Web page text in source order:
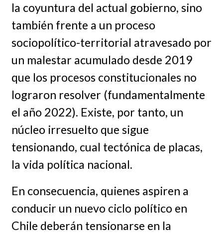
la coyuntura del actual gobierno, sino
también frente a un proceso
sociopolítico-territorial atravesado por
un malestar acumulado desde 2019
que los procesos constitucionales no
lograron resolver (fundamentalmente
el año 2022). Existe, por tanto, un
núcleo irresuelto que sigue
tensionando, cual tectónica de placas,
la vida política nacional.
En consecuencia, quienes aspiren a
conducir un nuevo ciclo político en
Chile deberán tensionarse en la